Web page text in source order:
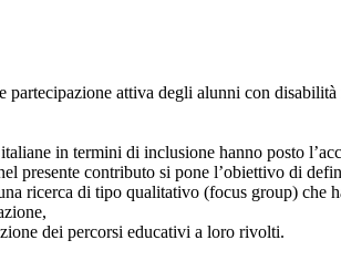
partecipazione attiva degli alunni con
in termini di inclusione hanno posto
presente contributo si pone l’obiettivo di
ricerca di tipo qualitativo (focus group) che
dei percorsi educativi a loro rivolti.